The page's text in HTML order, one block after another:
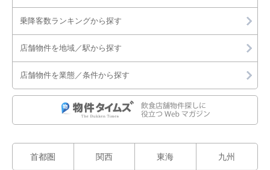
乗降客数ランキングから探す
店舗物件を地域／駅から探す
店舗物件を業態／条件から探す
首都圏 関西 東海 九州